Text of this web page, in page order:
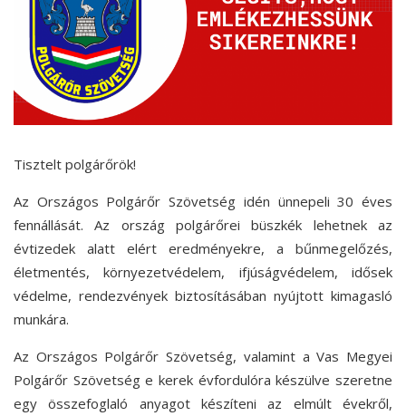
Tisztelt polgárőrök!
Az Országos Polgárőr Szövetség idén ünnepeli 30 éves
fennállását. Az ország polgárőrei büszkék lehetnek az
évtizedek alatt elért eredményekre, a bűnmegelőzés,
életmentés, környezetvédelem, ifjúságvédelem, idősek
védelme, rendezvények biztosításában nyújtott kimagasló
munkára.
Az Országos Polgárőr Szövetség, valamint a Vas Megyei
Polgárőr Szövetség e kerek évfordulóra készülve szeretne
egy összefoglaló anyagot készíteni az elmúlt évekről,